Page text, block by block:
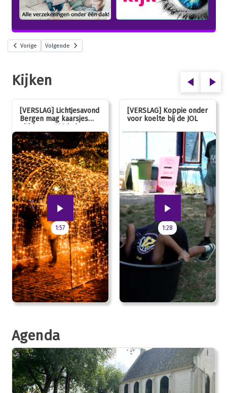
Vorige Volgende
Kijken
[VERSLAG] Lichtjesavond
Bergen mag kaarsjes
uitblazen: 100 jarig
jubileum!
1:57
[VERSLAG] Koppie onder
voor koelte bij de JOL
1:28
Agenda